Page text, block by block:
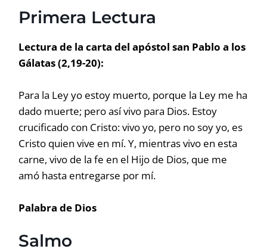
Primera Lectura
Lectura de la carta del apóstol san Pablo a los
Gálatas (2,19-20):
Para la Ley yo estoy muerto, porque la Ley me ha
dado muerte; pero así vivo para Dios. Estoy
crucificado con Cristo: vivo yo, pero no soy yo, es
Cristo quien vive en mí. Y, mientras vivo en esta
carne, vivo de la fe en el Hijo de Dios, que me
amó hasta entregarse por mí.
Palabra de Dios
Salmo